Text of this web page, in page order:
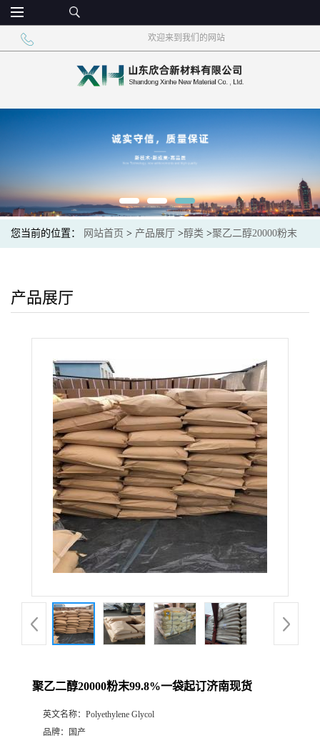
欢迎来到我们的网站
您当前的位置： 网站首页 > 产品展厅 >醇类 >聚乙二醇20000粉末
产品展厅
聚乙二醇20000粉末99.8%一袋起订济南现货
英文名称： Polyethylene Glycol
品牌：
国产